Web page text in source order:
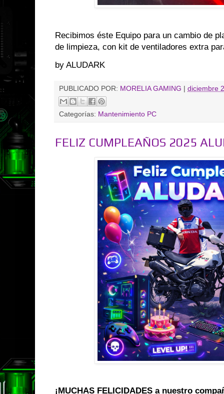
Recibimos éste Equipo para un cambio de
de limpieza, con kit de ventiladores extra
by ALUDARK
PUBLICADO POR: MORELIA GAMING | diciembre
Categorías: Mantenimiento PC
FELIZ CUMPLEAÑOS 2025
¡MUCHAS FELICIDADES a nuestro